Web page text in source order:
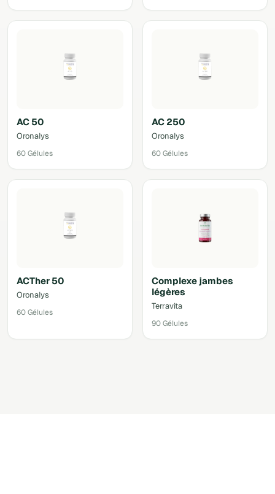
AC 50
Oronalys
60 Gélules
AC 250
Oronalys
60 Gélules
ACTher 50
Oronalys
60 Gélules
Complexe jambes
légères
Terravita
90 Gélules